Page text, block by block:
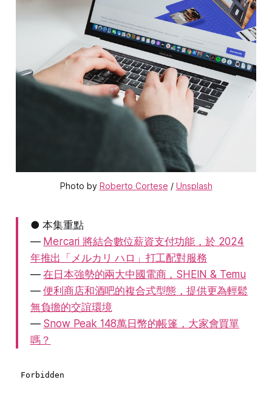
Photo by Roberto Cortese / Unsplash
● 本集重點
— Mercari 將結合數位薪資支付功能，於 2024
年推出「メルカリ ハロ」打工配對服務
—在日本強勢的兩大中國電商，SHEIN & Temu
—便利商店和酒吧的複合式型態，提供更為輕鬆
無負擔的交誼環境
— Snow Peak 148萬日幣的帳篷，大家會買單
嗎？